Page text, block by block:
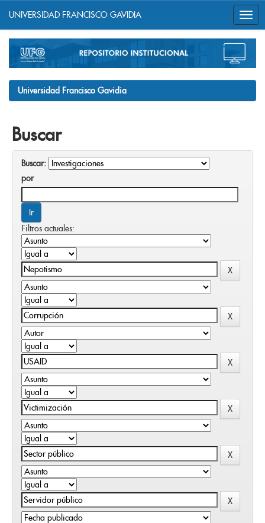
navigation
UNIVERSIDAD FRANCISCO GAVIDIA
Universidad Francisco Gavidia
Buscar
Buscar:
por
Filtros actuales: